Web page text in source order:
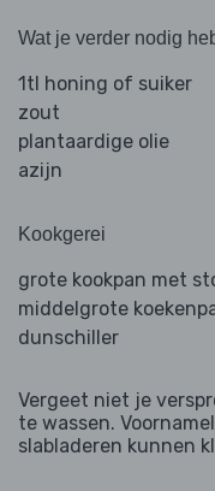
Wat je verder nodig
1tl honing of suiker
zout
plantaardige olie
azijn
Kookgerei
grote kookpan met
middelgrote
dunschiller
Vergeet niet je
te wassen.
slabladeren kunnen